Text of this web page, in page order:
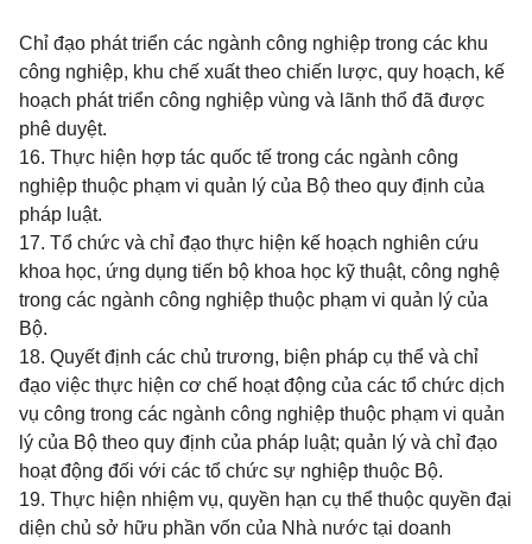
Chỉ đạo phát triển các ngành công nghiệp trong các khu
công nghiệp, khu chế xuất theo chiến lược, quy hoạch, kế
hoạch phát triển công nghiệp vùng và lãnh thổ đã được
phê duyệt.
16. Thực hiện hợp tác quốc tế trong các ngành công
nghiệp thuộc phạm vi quản lý của Bộ theo quy định của
pháp luật.
17. Tổ chức và chỉ đạo thực hiện kế hoạch nghiên cứu
khoa học, ứng dụng tiến bộ khoa học kỹ thuật, công nghệ
trong các ngành công nghiệp thuộc phạm vi quản lý của
Bộ.
18. Quyết định các chủ trương, biện pháp cụ thể và chỉ
đạo việc thực hiện cơ chế hoạt động của các tổ chức dịch
vụ công trong các ngành công nghiệp thuộc phạm vi quản
lý của Bộ theo quy định của pháp luật; quản lý và chỉ đạo
hoạt động đối với các tổ chức sự nghiệp thuộc Bộ.
19. Thực hiện nhiệm vụ, quyền hạn cụ thể thuộc quyền đại
diện chủ sở hữu phần vốn của Nhà nước tại doanh